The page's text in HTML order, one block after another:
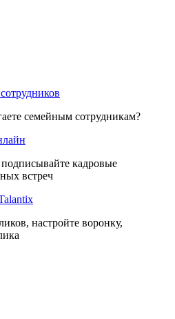
семейным сотрудникам?
кадровые
встреч
настройте воронку,